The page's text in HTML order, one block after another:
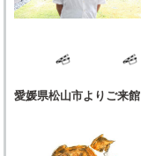
愛媛県松山市よりご来館